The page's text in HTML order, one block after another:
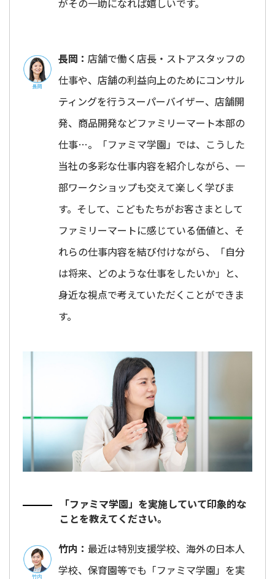
長岡： 店舗で働く店長・ストアスタッフの
仕事や、店舗の利益向上のためにコンサル
ティングを行うスーパーバイザー、店舗開
発、商品開発などファミリーマート本部の
仕事…。「ファミマ学園」では、こうした
当社の多彩な仕事内容を紹介しながら、一
部ワークショップも交えて楽しく学びま
す。そして、こどもたちがお客さまとして
ファミリーマートに感じている価値と、そ
れらの仕事内容を結び付けながら、「自分
は将来、どのような仕事をしたいか」と、
身近な視点で考えていただくことができま
す。
「ファミマ学園」を実施していて印象的な
ことを教えてください。
竹内： 最近は特別支援学校、海外の日本人
学校、保育園等でも「ファミマ学園」を実